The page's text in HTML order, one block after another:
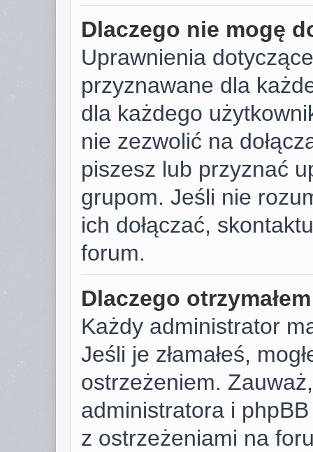
Dlaczego nie mogę
Uprawnienia
przyznawane dla
dla każdego
nie zezwolić na
piszesz lub przyznać
grupom. Jeśli nie
ich dołączać,
forum.
Dlaczego
Każdy administrator
Jeśli je złamałeś,
ostrzeżeniem.
administratora i
z ostrzeżeniami na